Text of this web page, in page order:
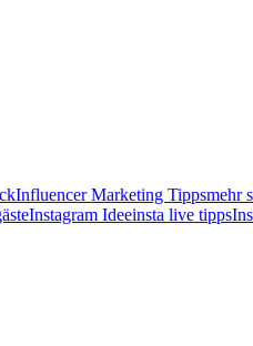
Influencer Marketing Tippsmehr
Instagram Ideeinsta live tipps